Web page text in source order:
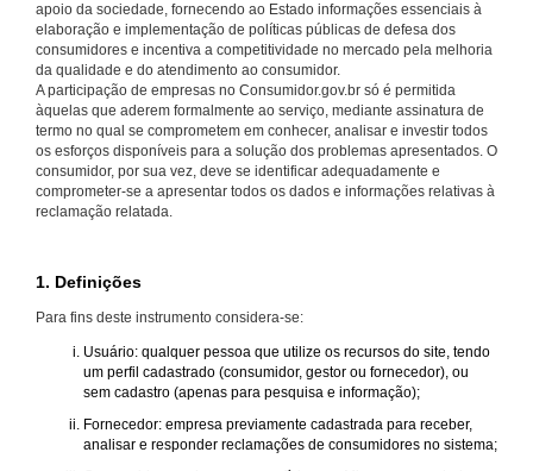
apoio da sociedade, fornecendo ao Estado informações essenciais à
elaboração e implementação de políticas públicas de defesa dos
consumidores e incentiva a competitividade no mercado pela melhoria
da qualidade e do atendimento ao consumidor.
A participação de empresas no Consumidor.gov.br só é permitida
àquelas que aderem formalmente ao serviço, mediante assinatura de
termo no qual se comprometem em conhecer, analisar e investir todos
os esforços disponíveis para a solução dos problemas apresentados. O
consumidor, por sua vez, deve se identificar adequadamente e
comprometer-se a apresentar todos os dados e informações relativas à
reclamação relatada.
1. Definições
Para fins deste instrumento considera-se:
Usuário: qualquer pessoa que utilize os recursos do site, tendo
um perfil cadastrado (consumidor, gestor ou fornecedor), ou
sem cadastro (apenas para pesquisa e informação);
Fornecedor: empresa previamente cadastrada para receber,
analisar e responder reclamações de consumidores no sistema;